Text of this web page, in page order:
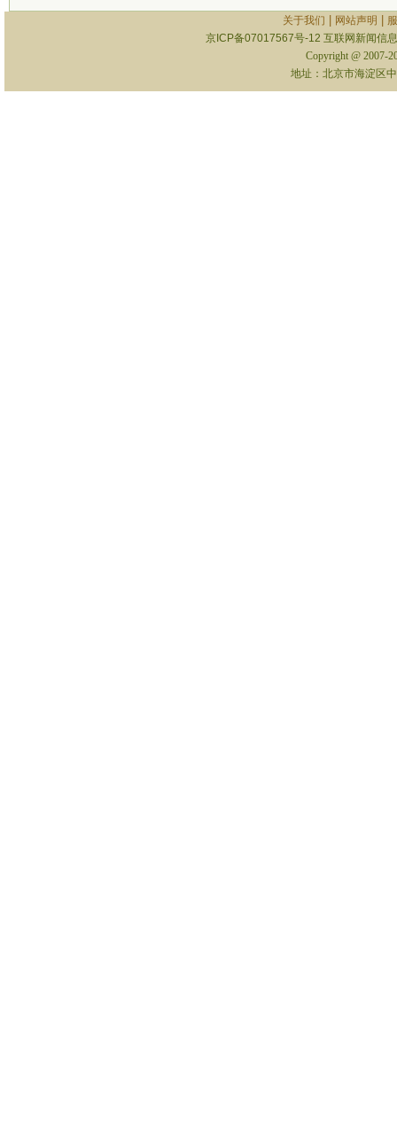
关于我们 网站声明
京ICP备07017567号-12 互联网新闻信
Copyright @ 2007-
地址：北京市海淀区